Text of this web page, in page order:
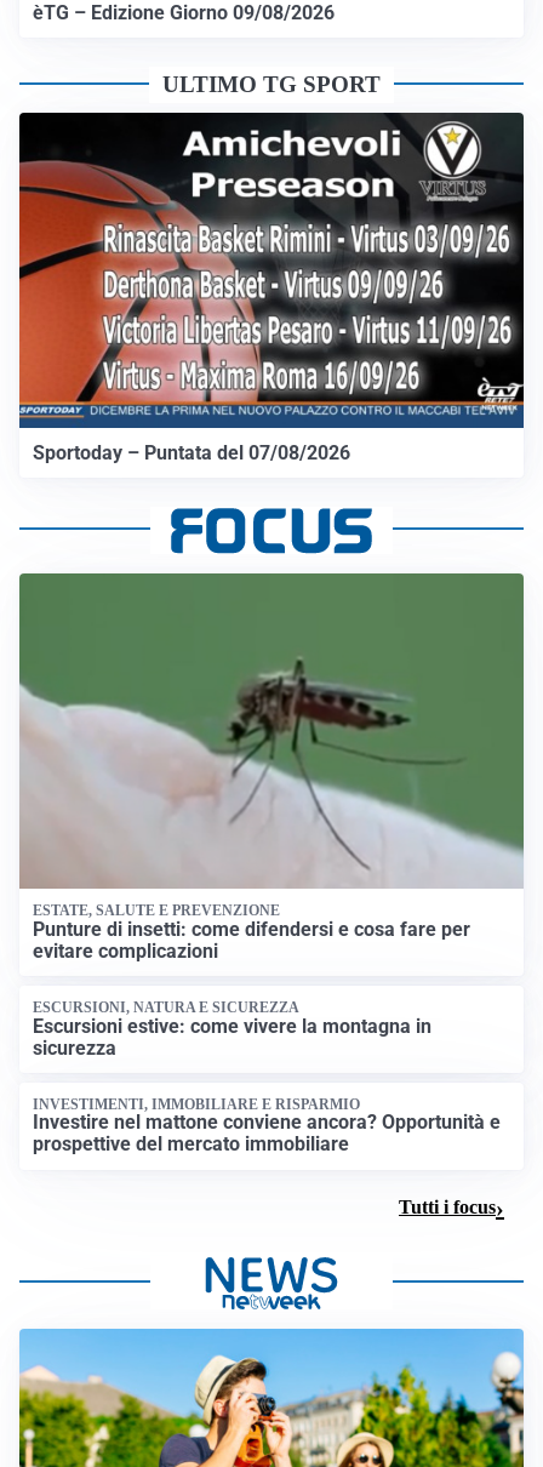
èTG – Edizione Giorno 09/08/2026
ULTIMO TG SPORT
Sportoday – Puntata del 07/08/2026
ESTATE, SALUTE E PREVENZIONE
Punture di insetti: come difendersi e cosa fare per
evitare complicazioni
ESCURSIONI, NATURA E SICUREZZA
Escursioni estive: come vivere la montagna in
sicurezza
INVESTIMENTI, IMMOBILIARE E RISPARMIO
Investire nel mattone conviene ancora? Opportunità e
prospettive del mercato immobiliare
Tutti i focus